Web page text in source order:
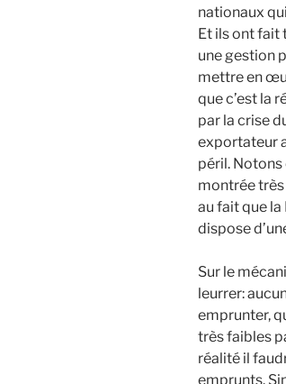
nationaux
Et ils ont fait
une gestion
mettre en
que c’est la
par la crise
exportateur
péril. Notons
montrée
au fait que la
dispose
Sur le
leurrer:
emprunter,
très faibles
réalité il
emprunts.